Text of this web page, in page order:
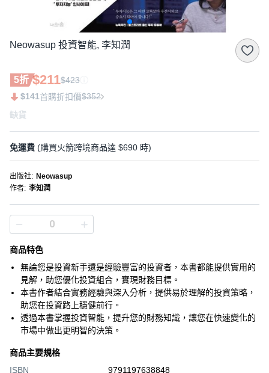
Neowasup 投資智能, 李知潤
5折 $211$423
$141首購折扣價$352
缺貨
免運費 (購買火箭跨境商品達 $690 時)
出版社: Neowasup
作者: 李知潤
商品特色
無論您是投資新手還是經驗豐富的投資者，本書都能提供實用的
見解，助您優化投資組合，實現財務目標。
本書作者結合實務經驗與深入分析，提供易於理解的投資策略，
助您在投資路上穩健前行。
透過本書掌握投資智能，提升您的財務知識，讓您在快速變化的
市場中做出更明智的決策。
商品主要規格
ISBN
9791197638848